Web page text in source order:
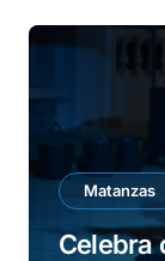
Matanzas
Celebra